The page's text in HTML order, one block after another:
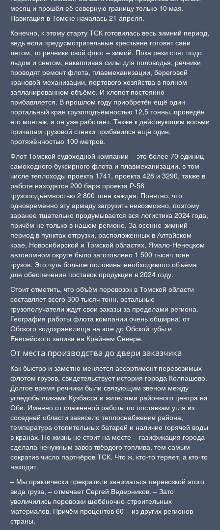
месяц и прошёл её северную границу только 10 мая.
Навигация в Томске началась 21 апреля.
Конечно, к этому старту ТСК готовилась весь зимний период,
ведь если предусмотрительные крестьяне готовят сани
летом, то речники свой флот – зимой. Пока реки спят подо
льдом и снегом, накапливая силы для половодья, речники
проводят ремонт флота, плавмеханизации, береговой
крановой механизации, портового хозяйства в полном
запланированном объёме. И хлопот постоянно
прибавляется. В прошлом году приобретён ещё один
портальный кран грузоподъёмностью 12,5 тонны, проведён
его монтаж, и он уже работает. Также к действующим восьми
причалам грузовой стенки прибавился ещё один,
протяжённостью 100 метров.
Флот Томской судоходной компании – это более 70 единиц
самоходного буксирного флота и плавмеханизации, в том
числе теплоходы проекта 1741, проекта 428 и 3290, также в
работе находятся 200 барж проекта Р-56
грузоподъёмностью 2 800 тонн каждая. Понятно, что
одновременно эту армаду загрузить невозможно, поэтому
заранее тщательно продумывается вся логистика 2024 года,
причём не только в нашем регионе. За осенне-зимний
период в пунктах отгрузки, расположенных в Алтайском
крае, Новосибирской и Томской областях, Ямало-Ненецком
автономном округе было заготовлено 1 500 тысяч тонн
грузов. Это чуть больше половины необходимого объёма
для обеспечения поставок продукции в 2024 году.
Стоит отметить, что объём перевозок в Томской области
составляет всего 300 тысяч тонн, остальные
грузополучатели ждут свои заказы за пределами региона.
География работы флота компании очень обширна: от
Обского водохранилища на юге до Обской губы и
Енисейского залива на Крайнем Севере.
От места производства до двери заказчика
Как быстро и заметно меняется ассортимент перевозимых
флотом грузов, свидетельствует история города Колпашево.
Долгое время речники были связующим звеном между
угледобытчиками Кузбасса и жителями районного центра на
Оби. Именно от слаженной работы по поставкам угля из
соседней области зависело теплоснабжение района,
температура отопительных батарей и наличие горячей воды
в кранах. Но жизнь не стоит на месте – газификация города
сделала ненужным завоз твёрдого топлива, тем самым
сократив число партнёров ТСК. Что ж, кто-то теряет, а кто-то
находит.
– Мы практически прекратили заниматься перевозкой этого
вида груза, – отмечает Сергей Ведерников. – Зато
увеличились перевозки щебёночно-строительных
материалов. Причём процентов 60 – из других регионов
страны.